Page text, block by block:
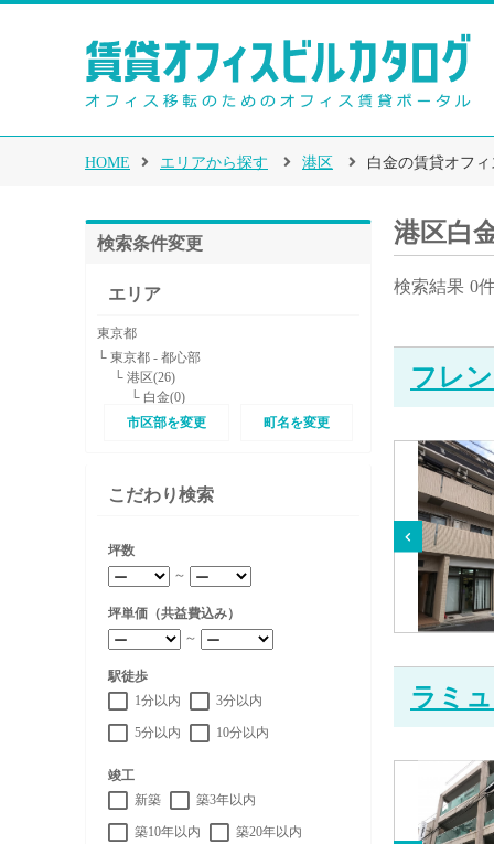
HOME エリアから探す 港区 白金の賃貸オフ
検索条件変更
エリア
東京都
└ 東京都 - 都心部
└ 港区(26)
└ 白金(0)
市区部を変更
町名を変更
こだわり検索
坪数
～
坪単価（共益費込み）
～
駅徒歩
1分以内
3分以内
5分以内 10分以内
竣工
新築
築3年以内
築10年以内 築20年以内
港区白
検索結果 0
フレ
ラミ